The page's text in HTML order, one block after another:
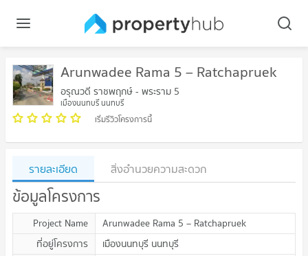
Arunwadee Rama 5 – Ratchapruek
อรุณวดี ราชพฤกษ์ - พระราม 5
เมืองนนทบุรี นนทบุรี
เริ่มรีวิวโครงการนี้
รายละเอียด สิ่งอำนวยความสะดวก
ข้อมูลโครงการ
Project Name
Arunwadee Rama 5 – Ratchapruek
ที่อยู่โครงการ
เมืองนนทบุรี นนทบุรี